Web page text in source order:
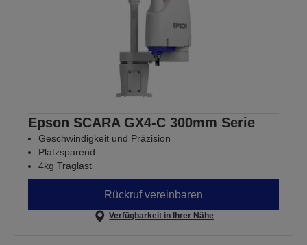
Epson SCARA GX4-C 300mm Serie
Geschwindigkeit und Präzision
Platzsparend
4kg Traglast
Rückruf vereinbaren
Verfügbarkeit in Ihrer Nähe